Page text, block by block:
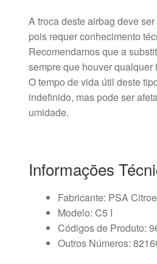
A troca deste airbag deve
pois requer conhecimento
Recomendamos que a
sempre que houver
O tempo de vida útil deste
indefinido, mas pode ser
umidade.
Informações
Fabricante: PSA
Modelo: C5 I
Códigos de Produto:
Outros Números: